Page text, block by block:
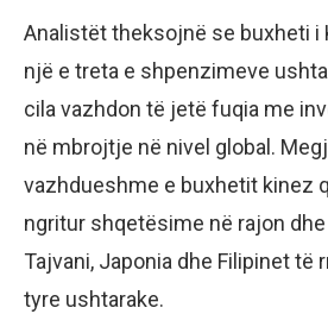
Analistët theksojnë se buxheti i
një e treta e shpenzimeve
cila vazhdon të jetë fuqia me
në mbrojtje në nivel global.
vazhdueshme e buxhetit kinez
ngritur shqetësime në rajon
Tajvani, Japonia dhe Filipinet të
tyre ushtarake.